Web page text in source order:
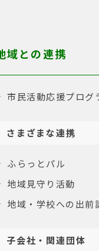
域との連携
市民活動応援プログ
さまざまな連携
ふらっとパル
地域見守り活動
地域・学校への出前
子会社・関連団体